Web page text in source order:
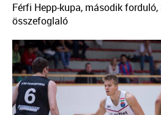
Férfi Hepp-kupa, második
összefoglaló